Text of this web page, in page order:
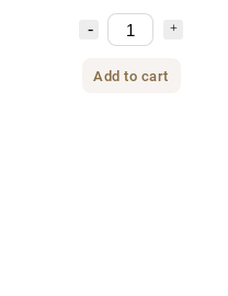
Add to cart